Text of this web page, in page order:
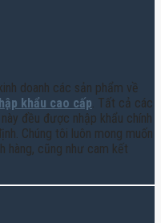
doanh các sản phẩm về
khẩu cao cấp. Tất cả các
đều được nhập khẩu chính
Chúng tôi luôn mong muốn
hàng, cũng như cam kết